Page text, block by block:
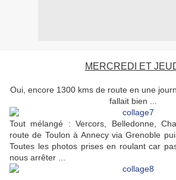
MERCREDI ET
Oui, encore 1300 kms de route en une
fallait bien ...
Tout mélangé : Vercors, Belledonne,
route de Toulon à Annecy via Grenoble
Toutes les photos prises en roulant car
nous arrêter ...